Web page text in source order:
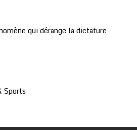
qui dérange la dictature
Sports